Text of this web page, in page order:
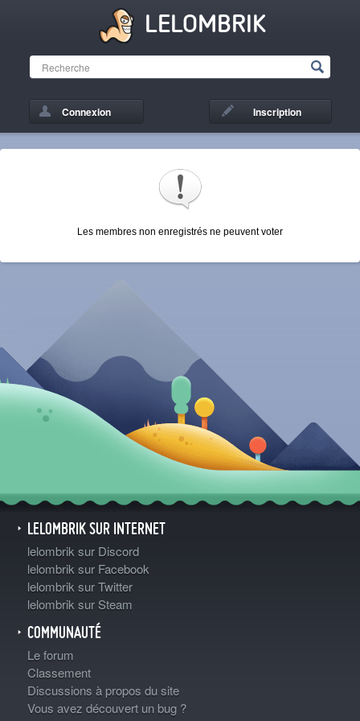
LELOMBRIK
Connexion Inscription
Les membres non enregistrés ne peuvent voter
LELOMBRIK SUR INTERNET
lelombrik sur Discord
lelombrik sur Facebook
lelombrik sur Twitter
lelombrik sur Steam
COMMUNAUTÉ
Le forum
Classement
Discussions à propos du site
Vous avez découvert un bug ?